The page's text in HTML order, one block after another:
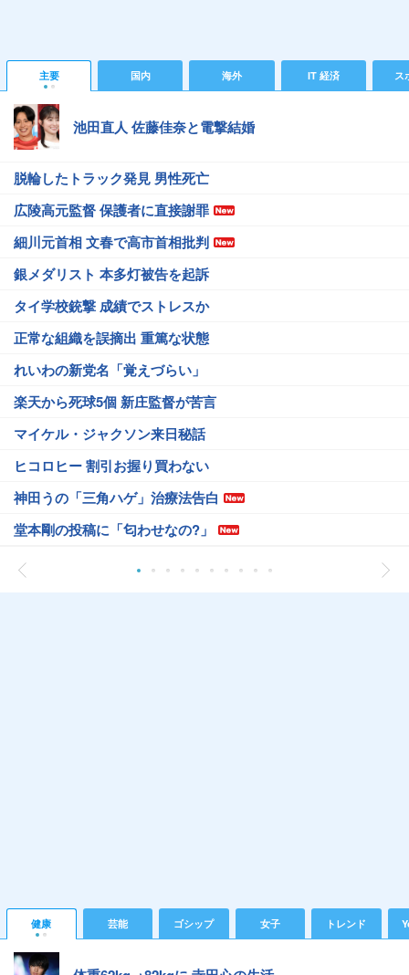
主要 国内 海外 IT 経済 ス
池田直人 佐藤佳奈と電撃結婚
脱輪したトラック発見 男性死亡
広陵高元監督 保護者に直接謝罪
細川元首相 文春で高市首相批判
銀メダリスト 本多灯被告を起訴
タイ学校銃撃 成績でストレスか
正常な組織を誤摘出 重篤な状態
れいわの新党名「覚えづらい」
楽天から死球5個 新庄監督が苦言
マイケル・ジャクソン来日秘話
ヒコロヒー 割引お握り買わない
神田うの「三角ハゲ」治療法告白
堂本剛の投稿に「匂わせなの?」
健康 芸能 ゴシップ 女子 トレンド